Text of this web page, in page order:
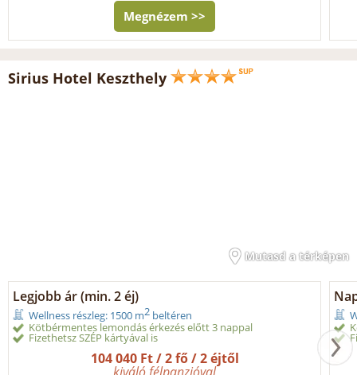
Megnézem >>
Sirius Hotel Keszthely
Mutasd a térképen
Legjobb ár (min. 2 éj)
Wellness részleg: 1500 m2 beltéren
Kötbérmentes lemondás érkezés előtt 3 nappal
Fizethetsz SZÉP kártyával is
104 040 Ft / 2 fő / 2 éjtől